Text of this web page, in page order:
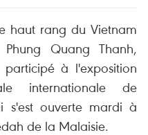
haut rang du Vietnam
Quang Thanh,
à l'exposition
internationale de
s'est ouverte mardi à
de la Malaisie.